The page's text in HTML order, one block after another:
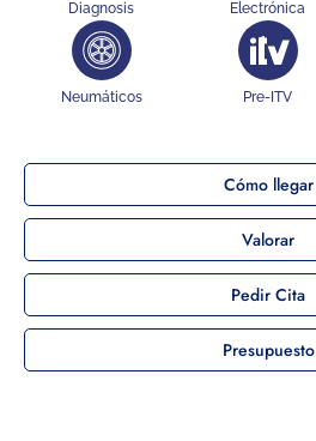
Diagnosis Electrónica
Neumáticos Pre-ITV
Cómo llegar
Valorar
Pedir Cita
Presupuesto